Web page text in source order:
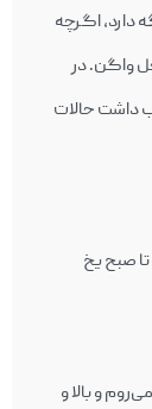
دارد، اگرچه
واگن. در
داشت حالات
صبح يخ
و بالا و